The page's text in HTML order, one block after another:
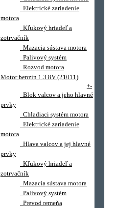
Elektrické zariadenie
motora
Kľukový hriadeľ a
zotrvačník
Mazacia sústava motora
Palivový systém
Rozvod motora
Motor benzín 1.3 8V (21011)
+-
Blok valcov a jeho hlavné
prvky
Chladiaci systém motora
Elektrické zariadenie
motora
Hlava valcov a jej hlavné
prvky
Kľukový hriadeľ a
zotrvačník
Mazacia sústava motora
Palivový systém
Prevod remeňa